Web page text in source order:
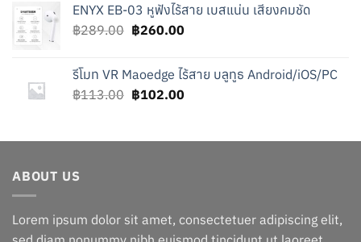
was:
฿450.00.
is:
฿300.00.
ENYX EB-03 หูฟังไร้สาย เบสแน่น เสียงคมชัด
฿289.00 Original
฿289.00.
฿260.00Current
฿260.00.
รีโมท VR Maoedge ไร้สาย บลูทูธ Android/iOS/PC
฿113.00 Original
฿113.00.
฿102.00Current
฿102.00.
ABOUT US
Lorem ipsum dolor sit amet, consectetuer adipiscing elit,